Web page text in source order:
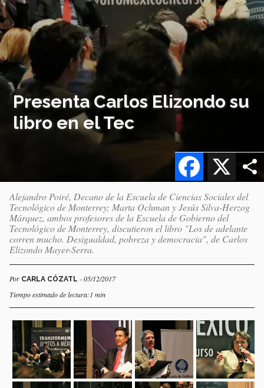
Presenta Carlos Elizondo su
libro en el Tec
X
Facebook
Alejandro Poiré, Decano de la Escuela de Ciencias Sociales del
Tecnológico de Monterrey; Marta Ochman y Jesús Silva-Herzog
Márquez, ambos profesores de la Escuela de Gobierno del
Tecnológico de Monterrey, discutieron el libro "Los de adelante
corren mucho. Desigualdad, pobreza y democracia", de Carlos
Elizondo Mayer-Serra.
Por CARLA CÓZATL - 05/12/2017
Tiempo estimado de lectura:1 min